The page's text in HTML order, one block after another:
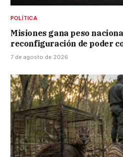
POLÍTICA
Misiones gana peso
reconfiguración de poder
7 de agosto de 2026